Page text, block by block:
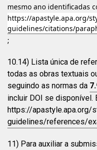
mesmo ano identificadas
https://apastyle.apa.org/
guidelines/citations/
;
10.14) Lista única de
todas as obras textuais
seguindo as normas da
incluir DOI se disponível.
https://apastyle.apa.org/
guidelines/references/
11) Para auxiliar a